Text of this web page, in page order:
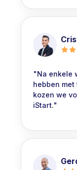
"Na enkele
hebben met
kozen we
iStart."